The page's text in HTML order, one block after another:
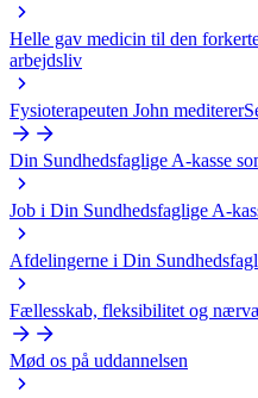
Helle gav medicin til den
arbejdsliv
Fysioterapeuten John mediterer
Din Sundhedsfaglige A-kasse
Job i Din Sundhedsfaglige A-
Afdelingerne i Din
Fællesskab, fleksibilitet og
Mød os på uddannelsen